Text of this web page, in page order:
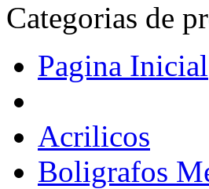
Categorias de
Pagina Inicial
Acrilicos
Boligrafos